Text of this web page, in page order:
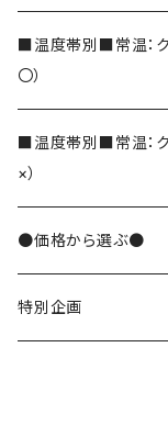
ほうじ茶
和紅茶
そば茶
でわかおりそば茶
その他のお茶
便利なティーバッグ
■温度帯別■常温：ク
〇）
■温度帯別■常温：ク
×）
●価格から選ぶ●
10000円
特別企画